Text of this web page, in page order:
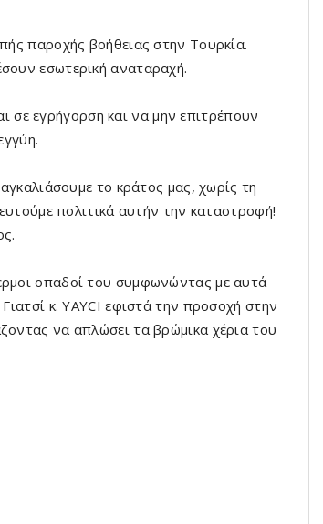
παροχής βοήθειας στην Τουρκία.
εσωτερική αναταραχή.
σε εγρήγορση και να μην επιτρέπουν
το κράτος μας, χωρίς τη
πολιτικά αυτήν την καταστροφή!
οπαδοί του συμφωνώντας με αυτά
κ. YAYCI εφιστά την προσοχή στην
να απλώσει τα βρώμικα χέρια του